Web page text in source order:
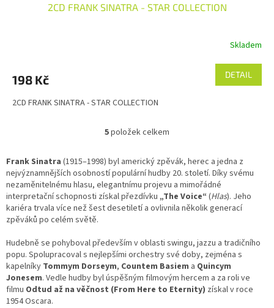
2CD FRANK SINATRA - STAR COLLECTION
Skladem
198 Kč DETAIL
2CD FRANK SINATRA - STAR COLLECTION
O
l
á
d
a
c
r
v
k
y
v
5položek celkem
Frank Sinatra (1915–1998) byl americký zpěvák, herec a jedna z
nejvýznamnějších osobností populární hudby 20. století. Díky svému
nezaměnitelnému hlasu, elegantnímu projevu a mimořádné
interpretační schopnosti získal přezdívku „The Voice“ (Hlas). Jeho
kariéra trvala více než šest desetiletí a ovlivnila několik generací
zpěváků po celém světě.
Hudebně se pohyboval především v oblasti swingu, jazzu a tradičního
popu. Spolupracoval s nejlepšími orchestry své doby, zejména s
kapelníky Tommym Dorseym, Countem Basiem a Quincym
Jonesem. Vedle hudby byl úspěšným filmovým hercem a za roli ve
filmu Odtud až na věčnost (From Here to Eternity) získal v roce
1954 Oscara.